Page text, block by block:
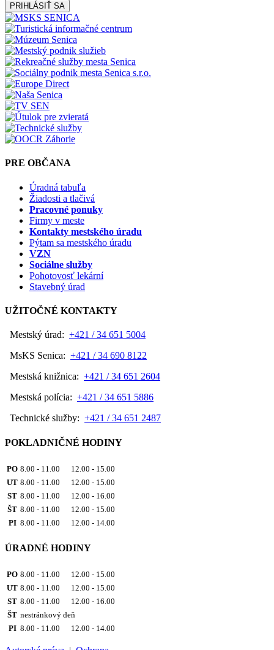
PRIHLÁSIŤ SA
PRE OBČANA
Úradná tabuľa
Žiadosti a tlačivá
Pracovné ponuky
Firmy v meste
Kontakty mestského úradu
Pýtam sa mestského úradu
VZN
Sociálne služby
Pohotovosť lekární
Stavebný úrad
UŽITOČNÉ KONTAKTY
Mestský úrad: +421 / 34 651 5004
MsKS Senica: +421 / 34 690 8122
Mestská knižnica: +421 / 34 651 2604
Mestská polícia: +421 / 34 651 5886
Technické služby: +421 / 34 651 2487
POKLADNIČNÉ HODINY
PO 8.00 - 11.00 12.00 - 15.00
UT 8.00 - 11.00 12.00 - 15.00
ST 8.00 - 11.00 12.00 - 16.00
ŠT 8.00 - 11.00 12.00 - 15.00
PI 8.00 - 11.00 12.00 - 14.00
ÚRADNÉ HODINY
PO 8.00 - 11.00 12.00 - 15.00
UT 8.00 - 11.00 12.00 - 15.00
ST 8.00 - 11.00 12.00 - 16.00
ŠT nestránkový deň
PI 8.00 - 11.00 12.00 - 14.00